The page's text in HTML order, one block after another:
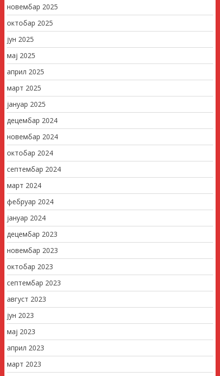
новембар 2025
октобар 2025
јун 2025
мај 2025
април 2025
март 2025
јануар 2025
децембар 2024
новембар 2024
октобар 2024
септембар 2024
март 2024
фебруар 2024
јануар 2024
децембар 2023
новембар 2023
октобар 2023
септембар 2023
август 2023
јун 2023
мај 2023
април 2023
март 2023